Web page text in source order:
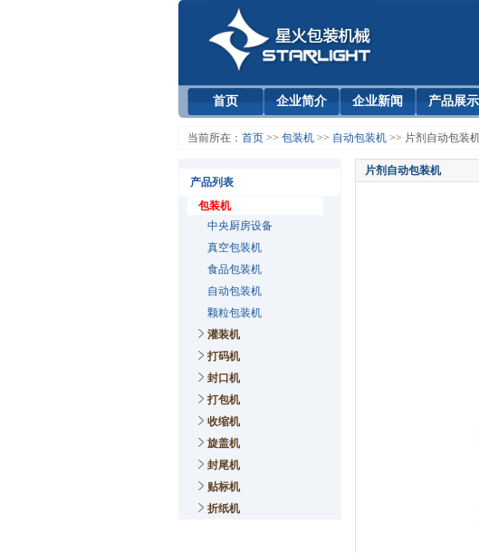
首页 企业简介 企业新闻 产品展示
当前所在： 首页 >> 包装机 >> 自动包装机 >> 片剂自动包装
产品列表
包装机
中央厨房设备
真空包装机
食品包装机
自动包装机
颗粒包装机
灌装机
打码机
封口机
打包机
收缩机
旋盖机
封尾机
贴标机
折纸机
片剂自动包装机